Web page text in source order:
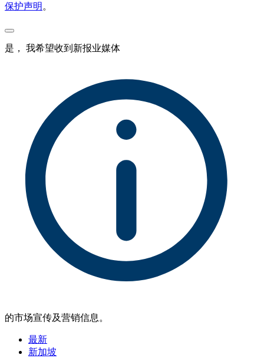
保护声明 。
是， 我希望收到新报业媒体
的市场宣传及营销信息。
最新
新加坡